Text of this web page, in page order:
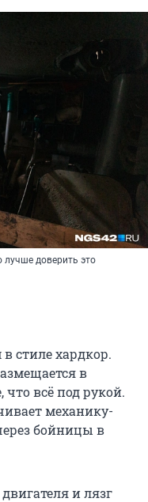
лучше доверить это
стиле хардкор.
в
что всё под рукой.
механику-
бойницы в
и лязг